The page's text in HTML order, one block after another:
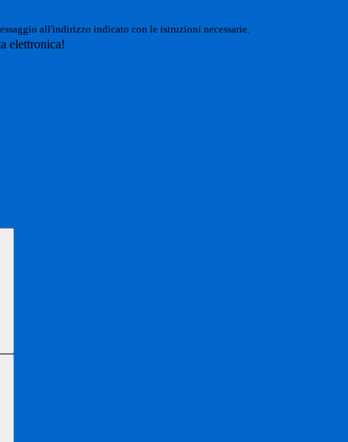
all'indirizzo indicato con le istruzioni necessarie.
elettronica!